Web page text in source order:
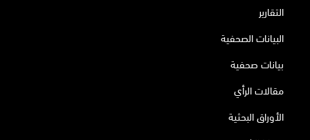
التقارير
البيانات الصحفية
بيانات صحفية
مقالات الرأي
الأوراق البحثية